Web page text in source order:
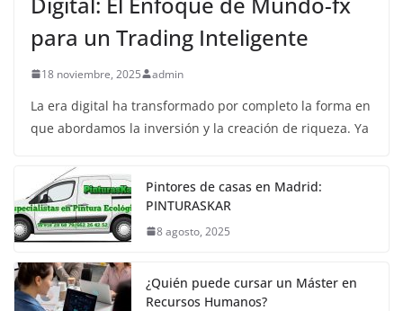
para un Trading Inteligente
18 noviembre, 2025 admin
La era digital ha transformado por completo la forma en
que abordamos la inversión y la creación de riqueza. Ya
Pintores de casas en Madrid:
PINTURASKAR
8 agosto, 2025
¿Quién puede cursar un Máster en
Recursos Humanos?